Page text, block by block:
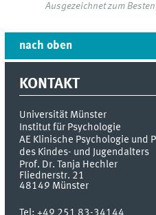
Ausgezeichnet zum
nach oben
KONTAKT
Universität Münster
Institut für Psychologie
AE Klinische Psychologie und
des Kindes- und Jugendalters
Prof. Dr. Tanja Hechler
Fliednerstr. 21
48149 Münster
Tel:+49 251 83-34144